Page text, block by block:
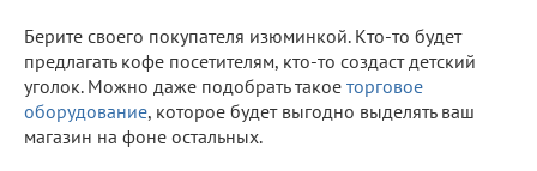
Берите своего покупателя изюминкой. Кто-то будет
предлагать кофе посетителям, кто-то создаст детский
уголок. Можно даже подобрать такое торговое
оборудование, которое будет выгодно выделять ваш
магазин на фоне остальных.